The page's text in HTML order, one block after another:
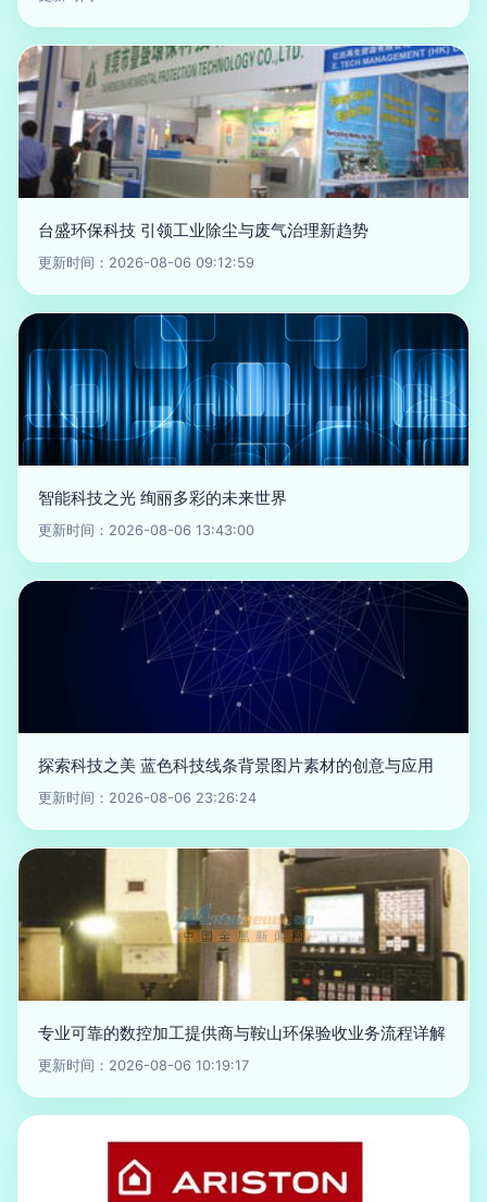
台盛环保科技 引领工业除尘与废气治理新趋势
更新时间：2026-08-06 09:12:59
智能科技之光 绚丽多彩的未来世界
更新时间：2026-08-06 13:43:00
探索科技之美 蓝色科技线条背景图片素材的创意与应用
更新时间：2026-08-06 23:26:24
专业可靠的数控加工提供商与鞍山环保验收业务流程详解
更新时间：2026-08-06 10:19:17